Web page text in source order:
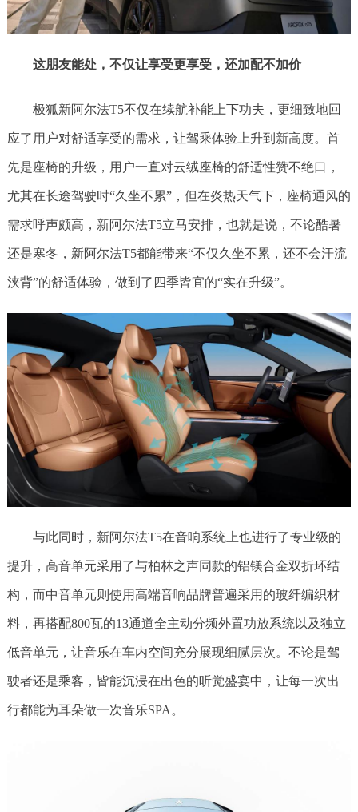
这朋友能处，不仅让享受更享受，还加配不加价
极狐新阿尔法T5不仅在续航补能上下功夫，更细致地回
应了用户对舒适享受的需求，让驾乘体验上升到新高度。首
先是座椅的升级，用户一直对云绒座椅的舒适性赞不绝口，
尤其在长途驾驶时“久坐不累”，但在炎热天气下，座椅通风的
需求呼声颇高，新阿尔法T5立马安排，也就是说，不论酷暑
还是寒冬，新阿尔法T5都能带来“不仅久坐不累，还不会汗流
浃背”的舒适体验，做到了四季皆宜的“实在升级”。
与此同时，新阿尔法T5在音响系统上也进行了专业级的
提升，高音单元采用了与柏林之声同款的铝镁合金双折环结
构，而中音单元则使用高端音响品牌普遍采用的玻纤编织材
料，再搭配800瓦的13通道全主动分频外置功放系统以及独立
低音单元，让音乐在车内空间充分展现细腻层次。不论是驾
驶者还是乘客，皆能沉浸在出色的听觉盛宴中，让每一次出
行都能为耳朵做一次音乐SPA。